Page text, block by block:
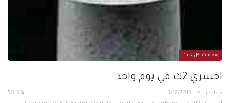
وصفات اكل دايت
اخسري 2ك في يوم واحد
خواطر 3/12/2019